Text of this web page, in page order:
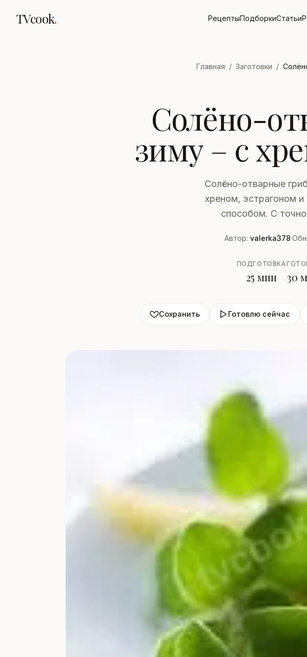
TVcook. РецептыПодборкиСтатьи
Главная / Заготовки /
Солёно-
зиму – с
Солёно-отварные
хреном, эстрагоном и
способом. С
Автор: valerka378·
ПОДГОТОВКА
25 мин 30
Сохранить Готовлю сейчас